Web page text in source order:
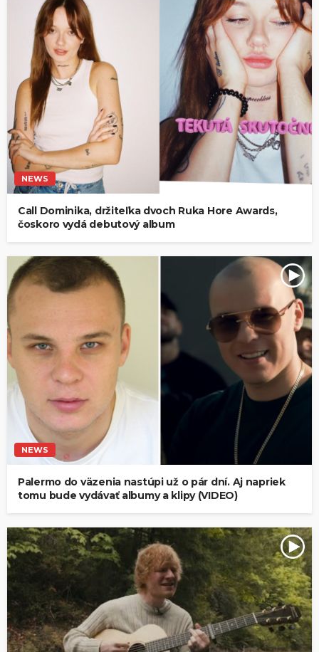
NEWS
Call Dominika, držiteľka dvoch Ruka Hore Awards,
čoskoro vydá debutový album
NEWS
Palermo do väzenia nastúpi už o pár dní. Aj napriek
tomu bude vydávať albumy a klipy (VIDEO)